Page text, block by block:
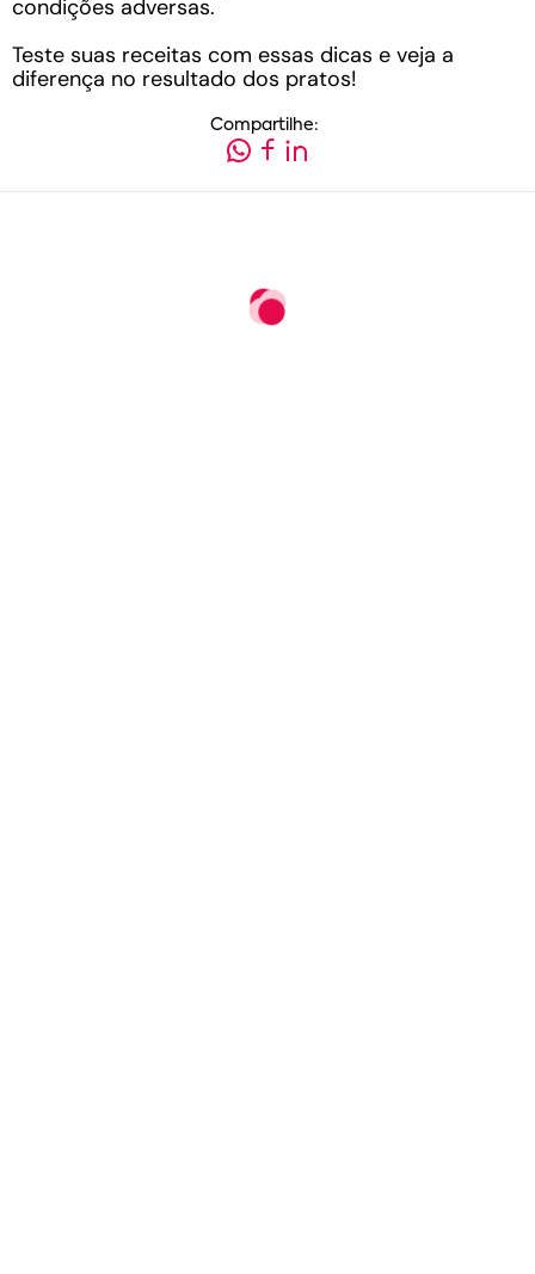
condições adversas.
Teste suas receitas com essas dicas e veja a
diferença no resultado dos pratos!
Compartilhe: